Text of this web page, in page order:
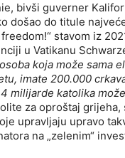
bivši guverner
došao do titule
stavom iz
u Vatikanu
koja može sama
imate 200.000
milijarde katolika
za oproštaj
upravljaju upravo
na „zelenim“